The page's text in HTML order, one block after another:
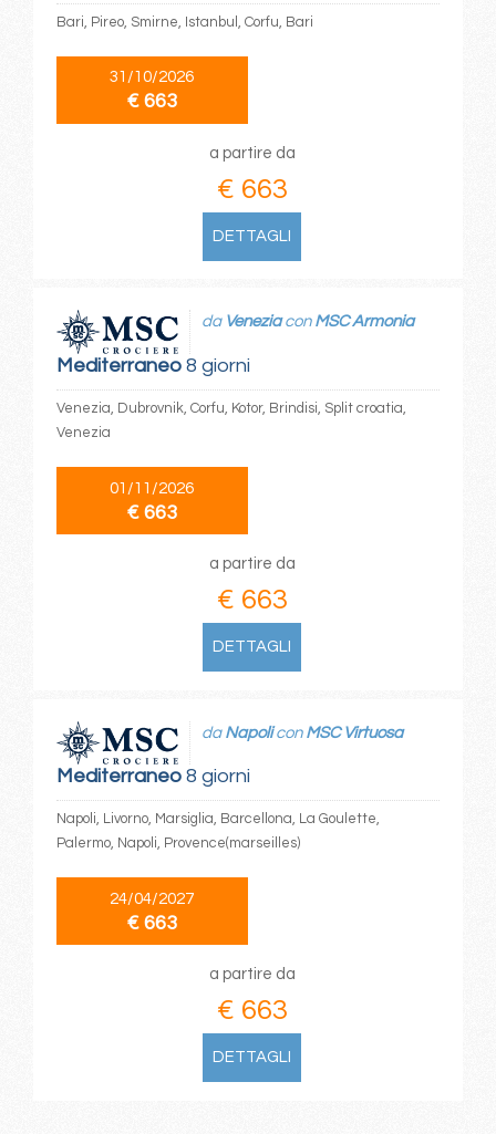
Bari, Pireo, Smirne, Istanbul, Corfu, Bari
31/10/2026
€ 663
a partire da
€ 663
DETTAGLI
Mediterraneo8 giorni
da Veneziacon MSC Armonia
Venezia, Dubrovnik, Corfu, Kotor, Brindisi, Split croatia,
Venezia
01/11/2026
€ 663
a partire da
€ 663
DETTAGLI
Mediterraneo8 giorni
da Napolicon MSC Virtuosa
Napoli, Livorno, Marsiglia, Barcellona, La Goulette,
Palermo, Napoli, Provence(marseilles)
24/04/2027
€ 663
a partire da
€ 663
DETTAGLI